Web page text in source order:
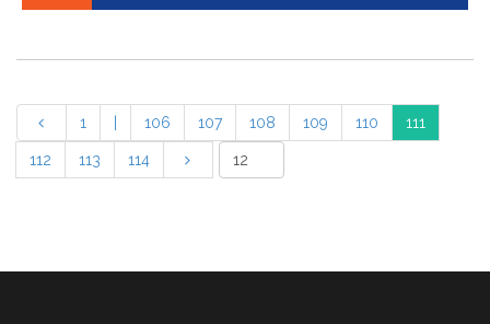
1 106 107 108 109 110 111
112 113 114